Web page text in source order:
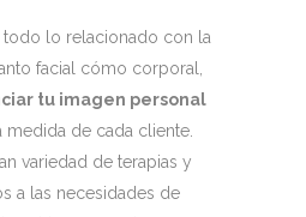
lo relacionado con la
facial cómo corporal,
tu imagen personal
medida de cada cliente.
variedad de terapias y
a las necesidades de